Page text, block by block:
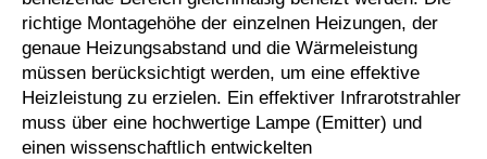
richtige Montagehöhe der einzelnen Heizungen, der
genaue Heizungsabstand und die Wärmeleistung
müssen berücksichtigt werden, um eine effektive
Heizleistung zu erzielen. Ein effektiver Infrarotstrahler
muss über eine hochwertige Lampe (Emitter) und
einen wissenschaftlich entwickelten